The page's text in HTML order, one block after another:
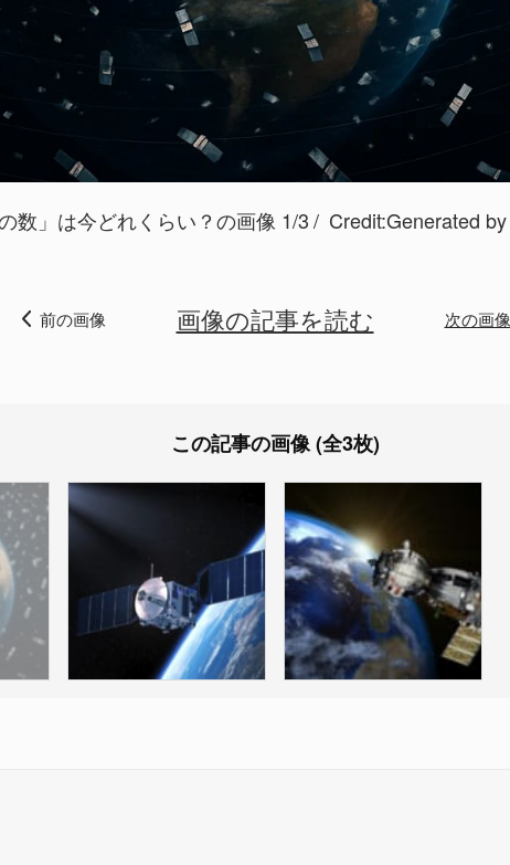
数」は今どれくらい？の画像 1/3 Credit:Generated
前の画像 画像の記事を読む 次の画像
この記事の画像 (全3枚)